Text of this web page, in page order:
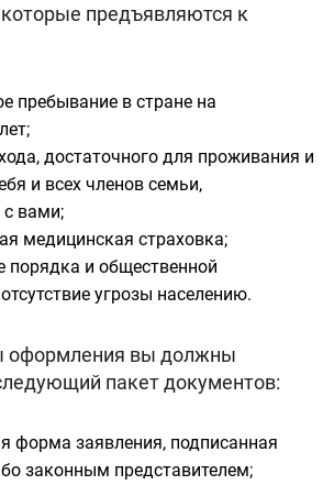
предъявляются к
пребывание в стране на
достаточного для проживания и
и всех членов семьи,
вами;
медицинская страховка;
порядка и общественной
угрозы населению.
оформления вы должны
пакет документов:
форма заявления, подписанная
законным представителем;